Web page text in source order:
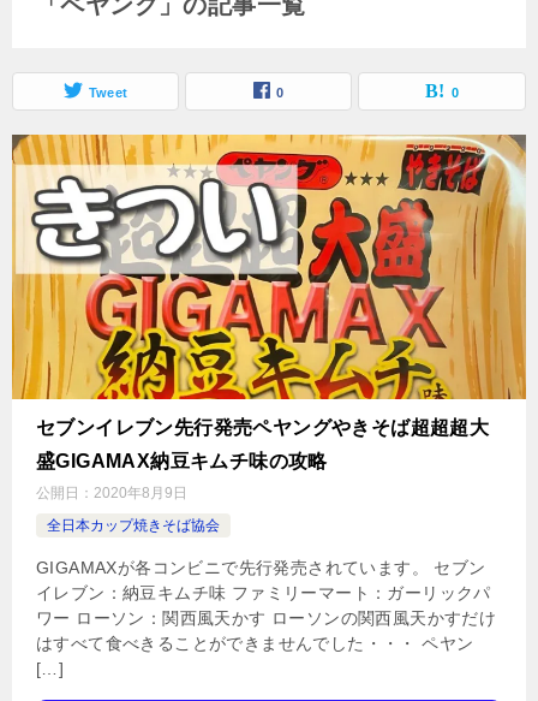
Tweet 0 0
セブンイレブン先行発売ペヤングやきそば超超超大
盛GIGAMAX納豆キムチ味の攻略
公開日： 2020年8月9日
全日本カップ焼きそば協会
GIGAMAXが各コンビニで先行発売されています。 セブン
イレブン：納豆キムチ味 ファミリーマート：ガーリックパ
ワー ローソン：関西風天かす ローソンの関西風天かすだけ
はすべて食べきることができませんでした・・・ ペヤン
[…]